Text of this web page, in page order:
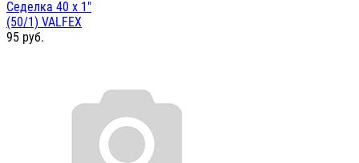
Седелка 40 х 1"
(50/1) VALFEX
95 руб.